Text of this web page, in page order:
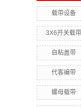
载带设备
3X6开关载带
自粘盖带
代客编带
螺母载带